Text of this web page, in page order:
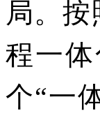
局。
程一
个“一